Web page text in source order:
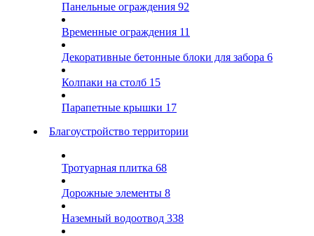
Панельные ограждения 92
Временные ограждения 11
Декоративные бетонные блоки для забора 6
Колпаки на столб 15
Парапетные крышки 17
Благоустройство территории
Тротуарная плитка 68
Дорожные элементы 8
Наземный водоотвод 338